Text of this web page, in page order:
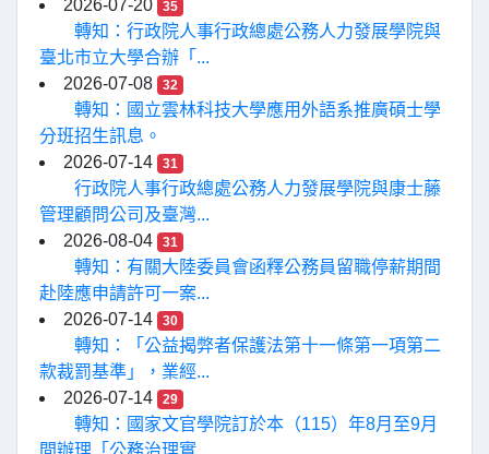
2026-07-20
35
轉知：行政院人事行政總處公務人力發展學院與
臺北市立大學合辦「...
2026-07-08
32
轉知：國立雲林科技大學應用外語系推廣碩士學
分班招生訊息。
2026-07-14
31
行政院人事行政總處公務人力發展學院與康士藤
管理顧問公司及臺灣...
2026-08-04
31
轉知：有關大陸委員會函釋公務員留職停薪期間
赴陸應申請許可一案...
2026-07-14
30
轉知：「公益揭弊者保護法第十一條第一項第二
款裁罰基準」，業經...
2026-07-14
29
轉知：國家文官學院訂於本（115）年8月至9月
間辦理「公務治理實...